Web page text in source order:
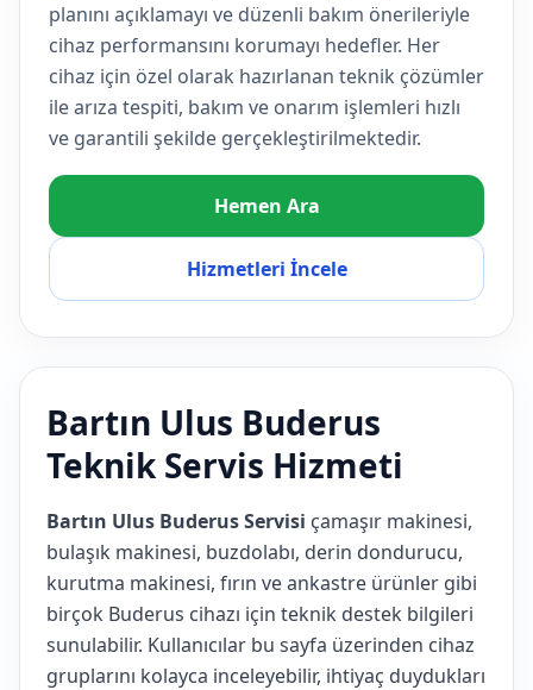
planını açıklamayı ve düzenli bakım önerileriyle
cihaz performansını korumayı hedefler. Her
cihaz için özel olarak hazırlanan teknik çözümler
ile arıza tespiti, bakım ve onarım işlemleri hızlı
ve garantili şekilde gerçekleştirilmektedir.
Hemen Ara
Hizmetleri İncele
Bartın Ulus Buderus
Teknik Servis Hizmeti
Bartın Ulus Buderus Servisi çamaşır makinesi,
bulaşık makinesi, buzdolabı, derin dondurucu,
kurutma makinesi, fırın ve ankastre ürünler gibi
birçok Buderus cihazı için teknik destek bilgileri
sunulabilir. Kullanıcılar bu sayfa üzerinden cihaz
gruplarını kolayca inceleyebilir, ihtiyaç duydukları